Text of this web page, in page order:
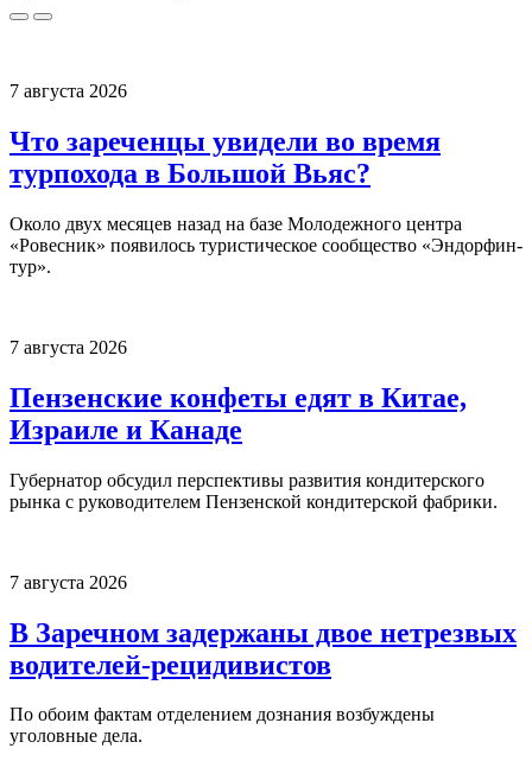
7 августа 2026
Что зареченцы увидели во время
турпохода в Большой Вьяс?
Около двух месяцев назад на базе Молодежного центра
«Ровесник» появилось туристическое сообщество «Эндорфин-
тур».
7 августа 2026
Пензенские конфеты едят в Китае,
Израиле и Канаде
Губернатор обсудил перспективы развития кондитерского
рынка с руководителем Пензенской кондитерской фабрики.
7 августа 2026
В Заречном задержаны двое нетрезвых
водителей-рецидивистов
По обоим фактам отделением дознания возбуждены
уголовные дела.